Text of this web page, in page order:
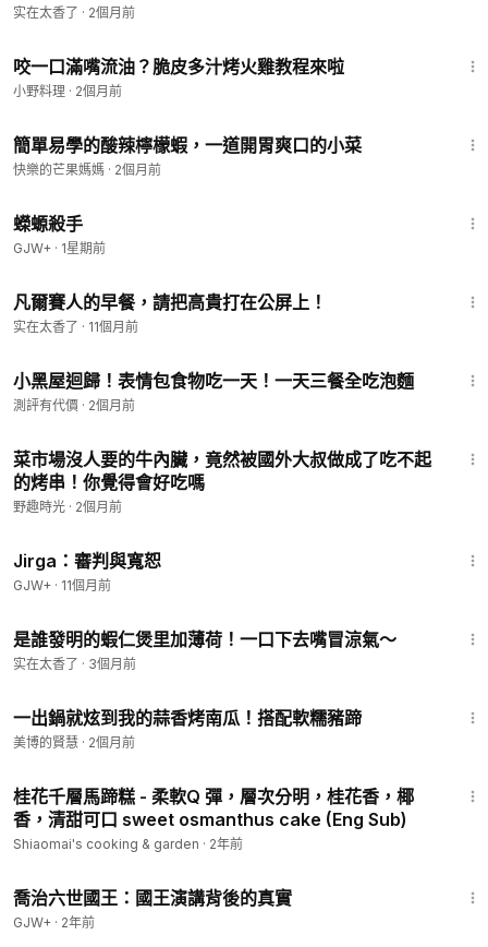
实在太香了 · 2個月前
咬一口滿嘴流油？脆皮多汁烤火雞教程來啦
小野料理 · 2個月前
簡單易學的酸辣檸檬蝦，一道開胃爽口的小菜
快樂的芒果媽媽 · 2個月前
蠑螈殺手
GJW+ · 1星期前
凡爾賽人的早餐，請把高貴打在公屏上！
实在太香了 · 11個月前
小黑屋迴歸！表情包食物吃一天！一天三餐全吃泡麵
測評有代價 · 2個月前
菜市場沒人要的牛內臟，竟然被國外大叔做成了吃不起
的烤串！你覺得會好吃嗎
野趣時光 · 2個月前
Jirga：審判與寬恕
GJW+ · 11個月前
是誰發明的蝦仁煲里加薄荷！一口下去嘴冒涼氣～
实在太香了 · 3個月前
一出鍋就炫到我的蒜香烤南瓜！搭配軟糯豬蹄
美博的賢慧 · 2個月前
桂花千層馬蹄糕 - 柔軟Q 彈，層次分明，桂花香，椰
香，清甜可口 sweet osmanthus cake (Eng Sub)
Shiaomai's cooking & garden · 2年前
喬治六世國王：國王演講背後的真實
GJW+ · 2年前